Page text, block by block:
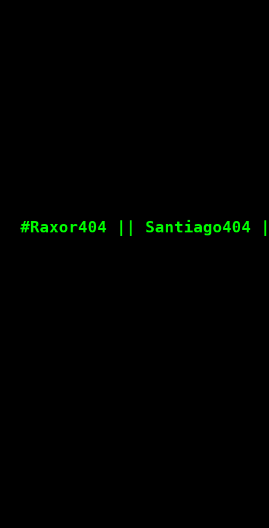
#Raxor404 || Santiago404